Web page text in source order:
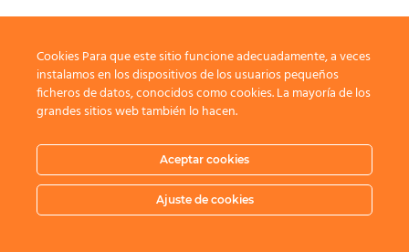
Cookies Para que este sitio funcione adecuadamente, a veces
instalamos en los dispositivos de los usuarios pequeños
ficheros de datos, conocidos como cookies. La mayoría de los
grandes sitios web también lo hacen.
Aceptar cookies
Ajuste de cookies